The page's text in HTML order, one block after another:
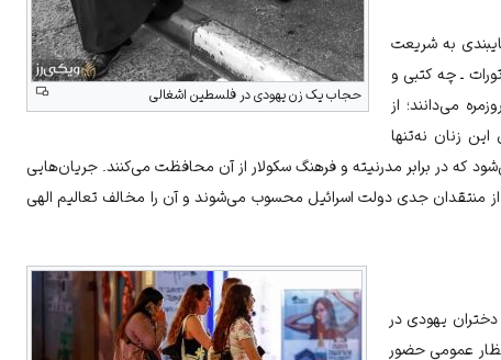
حجاب یک زن یهودی در فلسطین اشغالی
به شریعت
ـ چه کتبی و
می‌دانند؛ از
زنان نه‌تنها
که در برابر مدرنیته و فرهنگ سکولار از آن محافظت می‌کنند. جریان‌هایی
جدی دولت اسرائیل محسوب می‌شوند و آن را مخالف تعالیم الهی
یهودی در
عمومی حضور